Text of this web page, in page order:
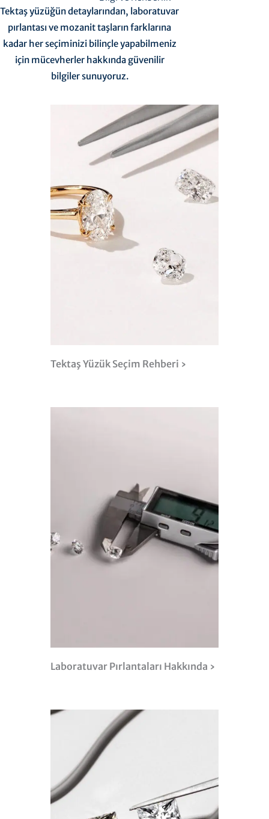
Tektaş yüzüğün detaylarından, laboratuvar
pırlantası ve mozanit taşların farklarına
kadar her seçiminizi bilinçle yapabilmeniz
için mücevherler hakkında güvenilir
bilgiler sunuyoruz.
Tektaş Yüzük Seçim Rehberi ›
Laboratuvar Pırlantaları Hakkında ›